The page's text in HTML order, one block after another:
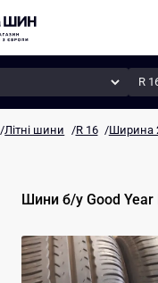
/Літні шини /R 16 /Ширина
Шини б/у Good Year